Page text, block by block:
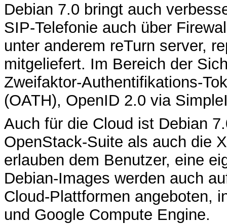
Debian 7.0 bringt auch
SIP-Telefonie auch über
unter anderem reTurn server,
mitgeliefert. Im Bereich der
Zweifaktor-Authentifikations-
(OATH), OpenID 2.0 via
Auch für die Cloud ist Debian
OpenStack-Suite als auch die
erlauben dem Benutzer, eine
Debian-Images werden auch
Cloud-Plattformen angeboten,
und Google Compute Engine.